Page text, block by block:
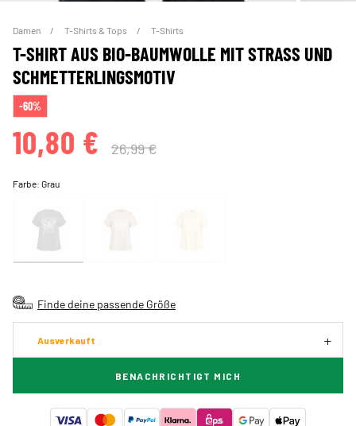
Damen T-Shirts & Tops T-Shirts
T-SHIRT AUS BIO-BAUMWOLLE MIT STRASS UND
SCHMETTERLINGSMOTIV
-60%
10,80 € 26,99 €
Farbe:Grau
Finde deine passende Größe
Ausverkauft
BENACHRICHTIGT MICH